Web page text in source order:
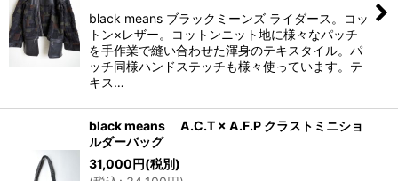
black means ブラックミーンズ ライダース。コッ
トン×レザー。コットンニット地に様々なパッチ
を手作業で縫い合わせた渾身のテキスタイル。パ
ッチ同様ハンドステッチも様々使っています。テ
キス…
black means A.C.T × A.F.P クラストミニショ
ルダーバッグ
31,000円(税別)